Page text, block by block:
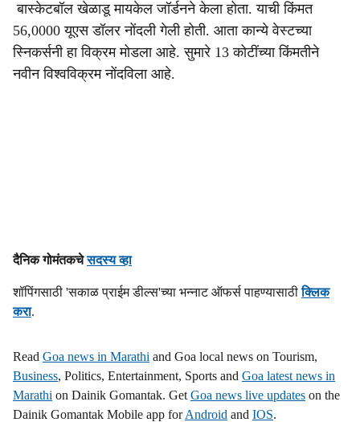
बास्केटबॉल खेळाडू मायकेल जॉर्डनने केला होता. याची किंमत
56,0000 यूएस डॉलर नोंदली गेली होती. आता कान्ये वेस्टच्या
स्निकर्सनी हा विक्रम मोडला आहे. सुमारे 13 कोटींच्या किंमतीने
नवीन विश्वविक्रम नोंदविला आहे.
दैनिक गोमंतकचेसदस्य व्हा
शॉपिंगसाठी 'सकाळ प्राईम डील्स'च्या भन्नाट ऑफर्स पाहण्यासाठीक्लिक
करा.
Read Goa news in Marathi and Goa local news on Tourism,
Business, Politics, Entertainment, Sports and Goa latest news in
Marathi on Dainik Gomantak. Get Goa news live updates on the
Dainik Gomantak Mobile app forAndroid and IOS.